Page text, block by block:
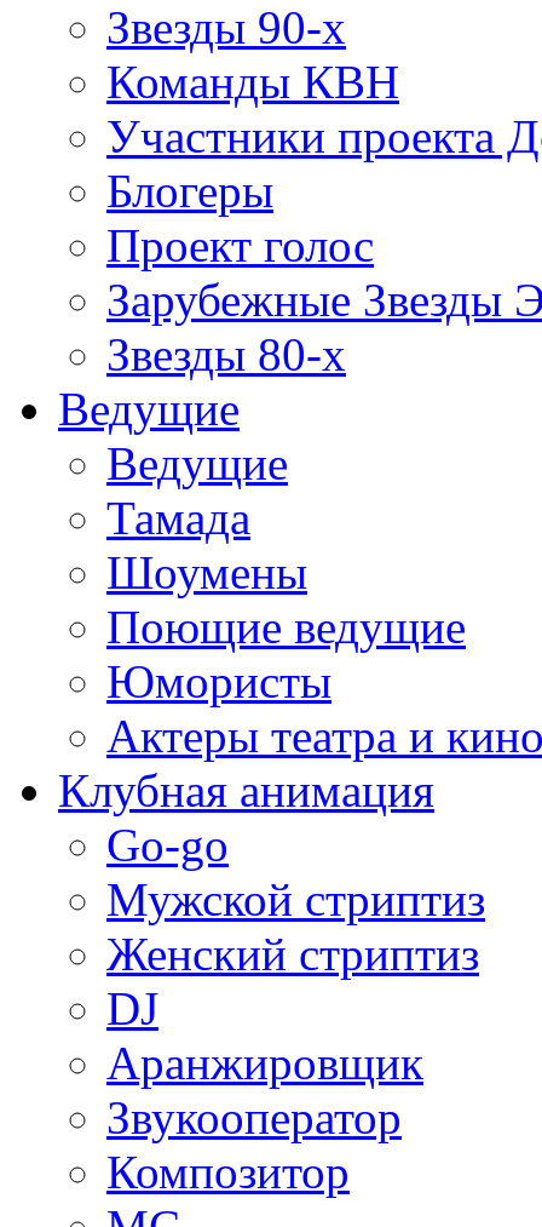
Звезды 90-х
Команды КВН
Участники проекта
Блогеры
Проект голос
Зарубежные Звезды
Звезды 80-х
Ведущие
Ведущие
Тамада
Шоумены
Поющие ведущие
Юмористы
Актеры театра и
Клубная анимация
Go-go
Мужской стриптиз
Женский стриптиз
DJ
Аранжировщик
Звукооператор
Композитор